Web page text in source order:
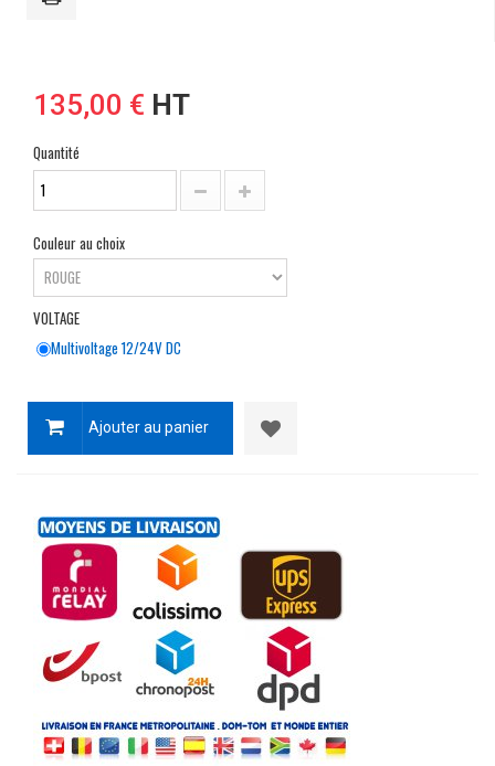
135,00 € HT
Quantité
Couleur au choix
VOLTAGE
Multivoltage 12/24V DC
Ajouter au panier